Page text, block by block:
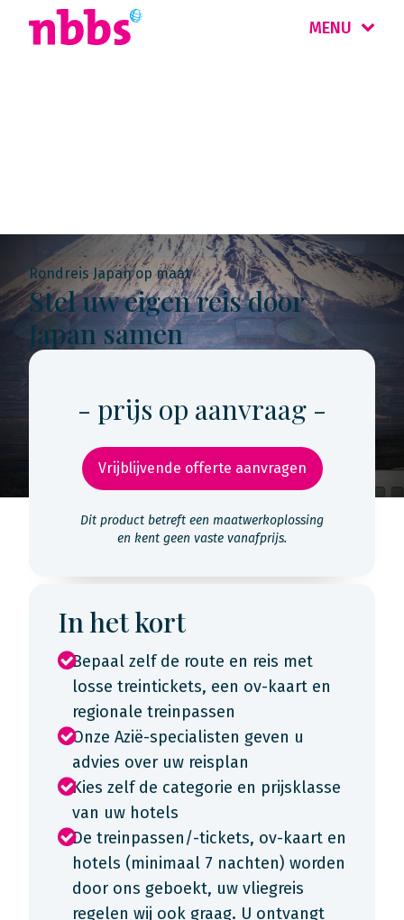
MENU
Rondreis Japan op maat
Stel uw eigen reis door
Japan samen
- prijs op aanvraag -
Vrijblijvende offerte aanvragen
Dit product betreft een maatwerkoplossing
en kent geen vaste vanafprijs.
In het kort
Bepaal zelf de route en reis met
losse treintickets, een ov-kaart en
regionale treinpassen
Onze Azië-specialisten geven u
advies over uw reisplan
Kies zelf de categorie en prijsklasse
van uw hotels
De treinpassen/-tickets, ov-kaart en
hotels (minimaal 7 nachten) worden
door ons geboekt, uw vliegreis
regelen wij ook graag. U ontvangt